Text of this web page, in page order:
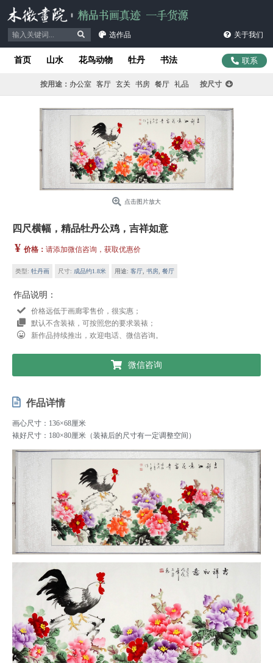
选作品 关于我们
首页 山水 花鸟动物 牡丹 书法 联系
按用途： 办公室 客厅 玄关 书房 餐厅 礼品 按尺寸
点击图片放大
四尺横幅，精品牡丹公鸡，吉祥如意
¥ 价格： 请添加微信咨询，获取优惠价
类型: 牡丹画 尺寸: 成品约1.8米 用途: 客厅 书房 餐厅
作品说明：
价格远低于画廊零售价，很实惠；
默认不含装裱，可按照您的要求装裱；
新作品持续推出，欢迎电话、微信咨询。
微信咨询
作品详情
画心尺寸：136×68厘米
裱好尺寸：180×80厘米（装裱后的尺寸有一定调整空间）